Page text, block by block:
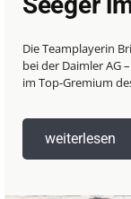
Die Teamplayerin
bei der Daimler AG
im Top-Gremium
weiterlesen